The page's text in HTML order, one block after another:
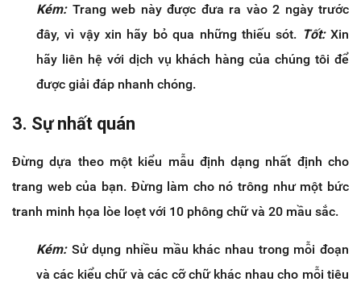
Kém:Trang web này được đưa ra vào 2 ngày trước
đây, vì vậy xin hãy bỏ qua những thiếu sót. Tốt:Xin
hãy liên hệ với dịch vụ khách hàng của chúng tôi để
được giải đáp nhanh chóng.
3. Sự nhất quán
Đừng dựa theo một kiểu mẫu định dạng nhất định cho
trang web của bạn. Đừng làm cho nó trông như một bức
tranh minh họa lòe loẹt với 10 phông chữ và 20 mầu sắc.
Kém:Sử dụng nhiều mầu khác nhau trong mỗi đoạn
và các kiểu chữ và các cỡ chữ khác nhau cho mỗi tiêu